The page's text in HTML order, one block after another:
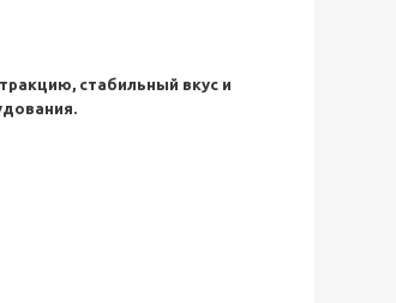
стабильный вкус и